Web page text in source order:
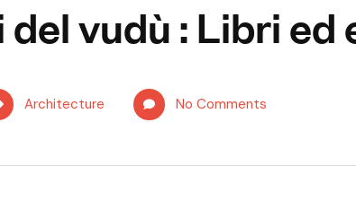
vudù : Libri ed
Architecture No Comments